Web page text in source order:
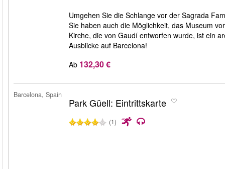
Umgehen Sie die Schlange vor der Sagrada
Sie haben auch die Möglichkeit, das Museum
Kirche, die von Gaudí entworfen wurde, ist ein
Ausblicke auf Barcelona!
Ab 132,30 €
Barcelona, Spain
Park Güell: Eintrittskarte
(1)